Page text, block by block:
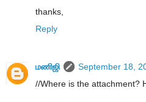
thanks,
Reply
மணிஜி
September 18,
//Where is the attachment?